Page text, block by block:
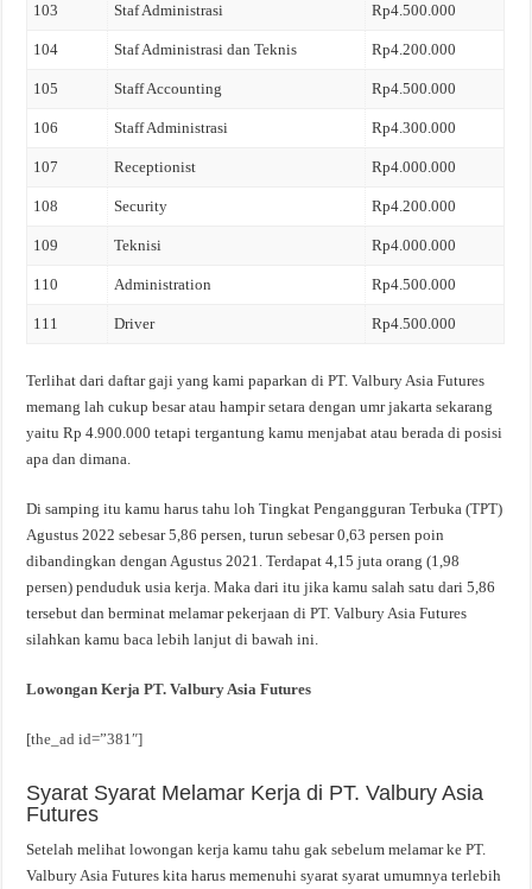
103 Staf Administrasi Rp4.500.000
104 Staf Administrasi dan Teknis Rp4.200.000
105 Staff Accounting Rp4.500.000
106 Staff Administrasi Rp4.300.000
107 Receptionist Rp4.000.000
108 Security Rp4.200.000
109 Teknisi Rp4.000.000
110 Administration Rp4.500.000
111 Driver Rp4.500.000
Terlihat dari daftar gaji yang kami paparkan di PT. Valbury Asia Futures
memang lah cukup besar atau hampir setara dengan umr jakarta sekarang
yaitu Rp 4.900.000 tetapi tergantung kamu menjabat atau berada di posisi
apa dan dimana.
Di samping itu kamu harus tahu loh Tingkat Pengangguran Terbuka (TPT)
Agustus 2022 sebesar 5,86 persen, turun sebesar 0,63 persen poin
dibandingkan dengan Agustus 2021. Terdapat 4,15 juta orang (1,98
persen) penduduk usia kerja. Maka dari itu jika kamu salah satu dari 5,86
tersebut dan berminat melamar pekerjaan di PT. Valbury Asia Futures
silahkan kamu baca lebih lanjut di bawah ini.
Lowongan Kerja PT. Valbury Asia Futures
[the_ad id=”381″]
Syarat Syarat Melamar Kerja di PT. Valbury Asia
Futures
Setelah melihat lowongan kerja kamu tahu gak sebelum melamar ke PT.
Valbury Asia Futures kita harus memenuhi syarat syarat umumnya terlebih